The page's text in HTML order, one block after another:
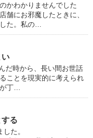
かわかりませんでした
舗にお邪魔したときに、
た。私の…
い
だ時から、長い間お世話
ことを現実的に考えられ
丁…
る
た。